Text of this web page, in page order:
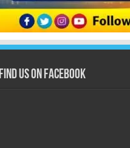
Find us on Facebook